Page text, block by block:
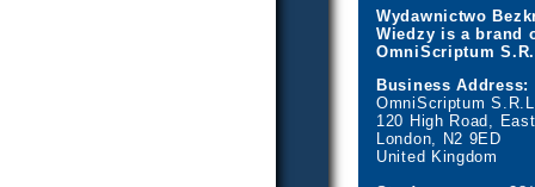
Wydawnictwo
Wiedzy is a brand
OmniScriptum
Business Address:
OmniScriptum
120 High Road,
London, N2 9ED
United Kingdom